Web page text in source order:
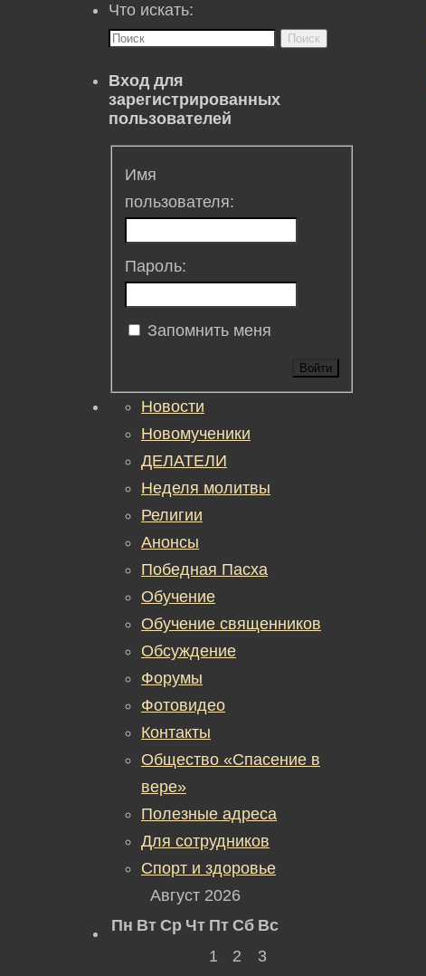
Что искать:
Поиск
Вход для
зарегистрированных
пользователей
Имя
пользователя:
Пароль:
Запомнить меня
Войти
Новости
Новомученики
ДЕЛАТЕЛИ
Неделя молитвы
Религии
Анонсы
Победная Пасха
Обучение
Обучение священников
Обсуждение
Форумы
Фотовидео
Контакты
Общество «Спасение в
вере»
Полезные адреса
Для сотрудников
Спорт и здоровье
Август 2026
Пн Вт Ср Чт Пт Сб Вс
1
2
3